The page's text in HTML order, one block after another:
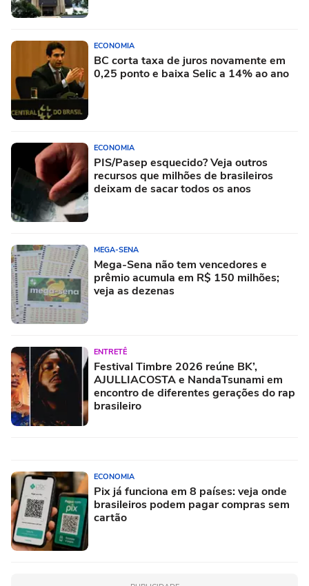
ECONOMIA
BC corta taxa de juros novamente em
0,25 ponto e baixa Selic a 14% ao ano
ECONOMIA
PIS/Pasep esquecido? Veja outros
recursos que milhões de brasileiros
deixam de sacar todos os anos
MEGA-SENA
Mega-Sena não tem vencedores e
prêmio acumula em R$ 150 milhões;
veja as dezenas
ENTRETÊ
Festival Timbre 2026 reúne BK’,
AJULLIACOSTA e NandaTsunami em
encontro de diferentes gerações do rap
brasileiro
ECONOMIA
Pix já funciona em 8 países: veja onde
brasileiros podem pagar compras sem
cartão